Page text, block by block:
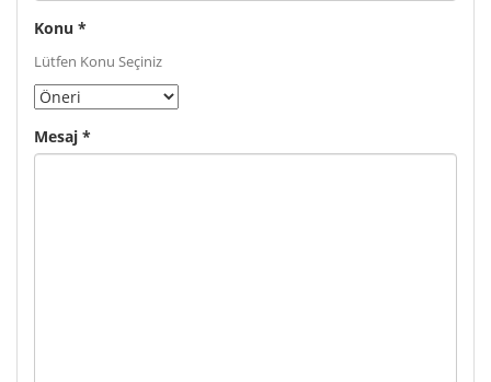
Konu *
Lütfen Konu Seçiniz
Mesaj *